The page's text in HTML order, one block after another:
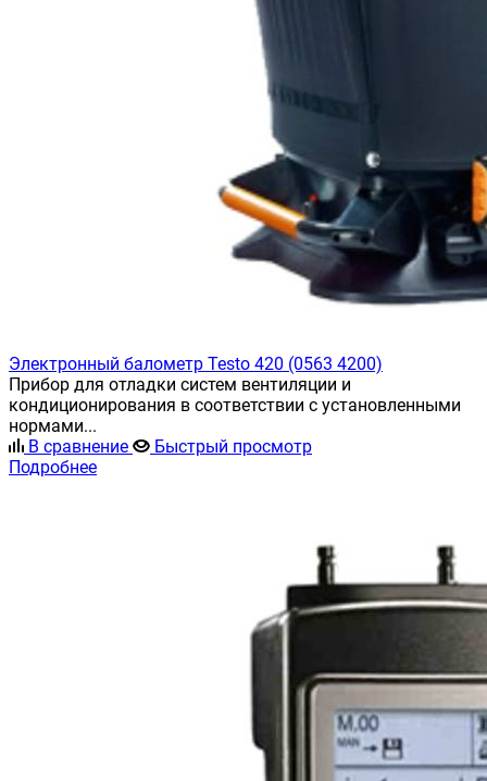
Электронный балометр Testo 420 (0563 4200)
Прибор для отладки систем вентиляции и
кондиционирования в соответствии с установленными
нормами...
В сравнение
Быстрый просмотр
Подробнее